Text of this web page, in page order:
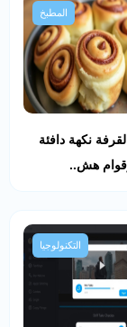
المطبخ
نكهة دافئة
هش..
التكنولوجيا